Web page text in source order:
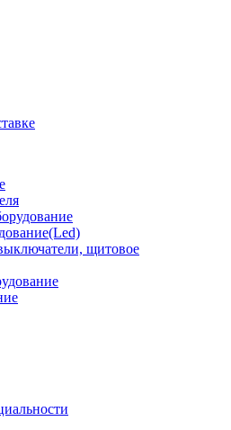
щитовое